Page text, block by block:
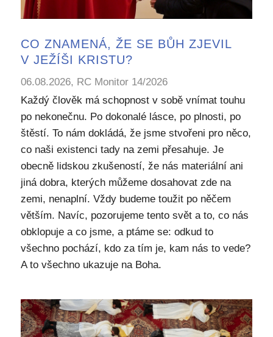
CO ZNAMENÁ, ŽE SE BŮH ZJEVIL
V JEŽÍŠI KRISTU?
06.08.2026, RC Monitor 14/2026
Každý člověk má schopnost v sobě vnímat touhu
po nekonečnu. Po dokonalé lásce, po plnosti, po
štěstí. To nám dokládá, že jsme stvořeni pro něco,
co naši existenci tady na zemi přesahuje. Je
obecně lidskou zkušeností, že nás materiální ani
jiná dobra, kterých můžeme dosahovat zde na
zemi, nenaplní. Vždy budeme toužit po něčem
větším. Navíc, pozorujeme tento svět a to, co nás
obklopuje a co jsme, a ptáme se: odkud to
všechno pochází, kdo za tím je, kam nás to vede?
A to všechno ukazuje na Boha.